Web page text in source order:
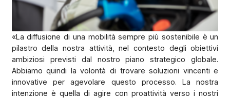
«La diffusione di una mobilità sempre più sostenibile è un
pilastro della nostra attività, nel contesto degli obiettivi
ambiziosi previsti dal nostro piano strategico globale.
Abbiamo quindi la volontà di trovare soluzioni vincenti e
innovative per agevolare questo processo. La nostra
intenzione è quella di agire con proattività verso i nostri